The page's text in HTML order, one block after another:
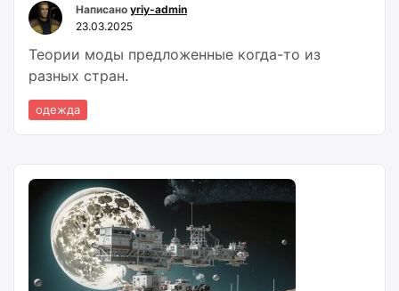
Написано yriy-admin
23.03.2025
Теории моды предложенные когда-то из
разных стран.
одежда